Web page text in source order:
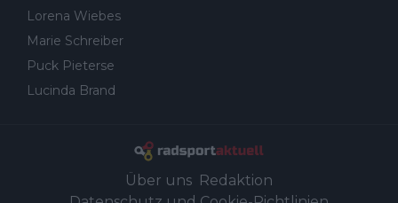
Lorena Wiebes
Marie Schreiber
Puck Pieterse
Lucinda Brand
Über uns Redaktion